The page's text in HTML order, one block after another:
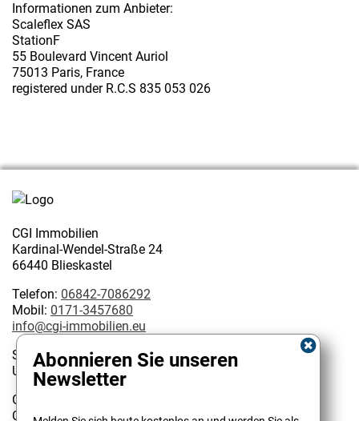
Informationen zum Anbieter:
Scaleflex SAS
StationF
55 Boulevard Vincent Auriol
75013 Paris, France
registered under R.C.S 835 053 026
CGI Immobilien
Kardinal-Wendel-Straße 24
66440 Blieskastel
Telefon: 06842-7086292
Mobil: 0171-3457680
info@cgi-immobilien.eu
Steuernummer: 075/222/02627
USt-IdNr.: DE 314128585
Geschäftsinhaber:
Christophe Garattoni Geprüfter Immobilienmakler IHK
Abonnieren Sie unseren
Newsletter